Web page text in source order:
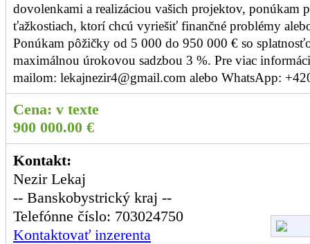
dovolenkami a realizáciou vašich projektov, ponúkam
ťažkostiach, ktorí chcú vyriešiť finančné problémy
Ponúkam pôžičky od 5 000 do 950 000 € so
maximálnou úrokovou sadzbou 3 %. Pre viac
mailom: lekajnezir4@gmail.com alebo WhatsApp:
Cena: v texte
900 000.00 €
Kontakt:
Nezir Lekaj
-- Banskobystrický kraj --
Telefónne číslo: 703024750
Kontaktovať inzerenta